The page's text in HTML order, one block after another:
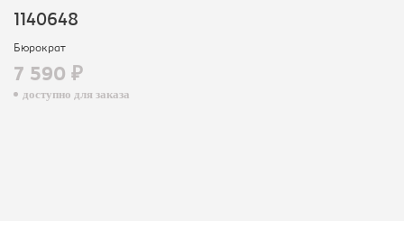
1140648
Бюрократ
7 590 ₽
доступно для заказа